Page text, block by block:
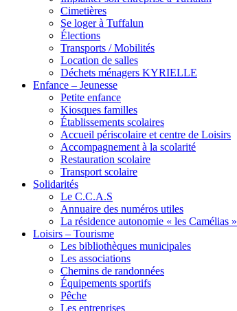
Cimetières
Se loger à Tuffalun
Élections
Transports / Mobilités
Location de salles
Déchets ménagers KYRIELLE
Enfance – Jeunesse
Petite enfance
Kiosques familles
Établissements scolaires
Accueil périscolaire et centre de Loisirs
Accompagnement à la scolarité
Restauration scolaire
Transport scolaire
Solidarités
Le C.C.A.S
Annuaire des numéros utiles
La résidence autonomie « les Camélias »
Loisirs – Tourisme
Les bibliothèques municipales
Les associations
Chemins de randonnées
Équipements sportifs
Pêche
Les entreprises